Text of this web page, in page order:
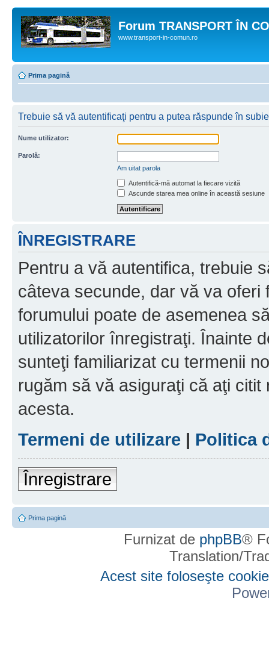
Forum TRANSPORT ÎN
www.transport-in-comun.ro
Prima pagină
Trebuie să vă autentificaţi pentru a putea răspunde în
Nume utilizator:
Parolă:
Am uitat parola
Autentifică-mă automat la fiecare vizită
Ascunde starea mea online în această sesiune
ÎNREGISTRARE
Pentru a vă autentifica, trebuie
câteva secunde, dar vă va oferi
forumului poate de asemenea
utilizatorilor înregistraţi. Înainte
sunteţi familiarizat cu termenii
rugăm să vă asiguraţi că aţi
acesta.
Termeni de utilizare | Politica
Înregistrare
Prima pagină
Furnizat de phpBB®
Translation/
Acest site foloseşte